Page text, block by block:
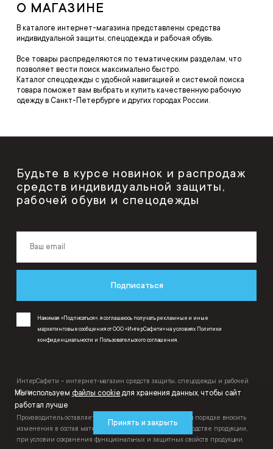
О МАГАЗИНЕ
В каталоге интернет-магазина представлены средства
индивидуальной защиты, спецодежда и рабочая обувь.
Все товары распределяются по тематическим разделам, что
позволяет вести поиск максимально быстро.
Каталог спецодежды с удобной навигацией и системой поиска
товара поможет вам выбрать и купить качественную рабочую
одежду в Санкт-Петербурге и других городах России.
Будьте в курсе новинок и распродаж
средств индивидуальной защиты,
рабочей обуви и спецодежды
Подписаться
Нажимая «Подписаться», я соглашаюсь получать рекламные и иные
маркетинговые сообщения от ООО «ИнтерСафети» на условиях Политики
конфиденциальности и Пользовательского соглашения.
ИнтерСафети – интернет-магазин средств защиты, спецодежды и рабочей
обуви.
Производитель оставляет за собой право в одностороннем порядке вносить
изменения в состав материалов, используемых в производстве продукции,
при условии сохранения функциональных и защитных свойств продукции.
Мы используем файлы cookieдля хранения данных, чтобы сайт
работал лучше
Принять и закрыть